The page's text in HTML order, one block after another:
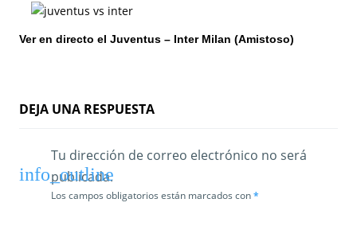
e
n
r
d
Ver en directo el Juventus – Inter Milan (Amistoso)
DEJA UNA RESPUESTA
Tu dirección de correo electrónico no será
publicada.
Los campos obligatorios están marcados con*